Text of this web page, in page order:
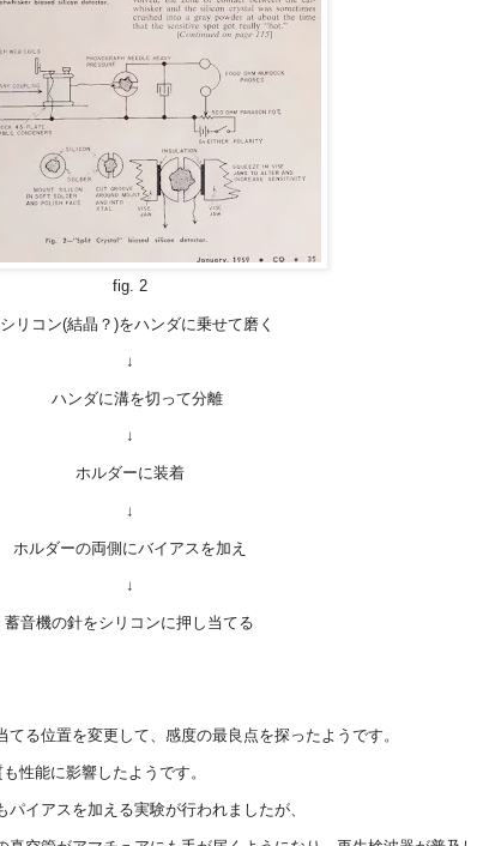
fig. 2
リコン(結晶？)をハンダに乗せて磨く
↓
ハンダに溝を切って分離
↓
ホルダーに装着
↓
ホルダーの両側にバイアスを加え
↓
蓄音機の針をシリコンに押し当てる
る位置を変更して、感度の最良点を探ったようです。
性能に影響したようです。
イアスを加える実験が行われましたが、